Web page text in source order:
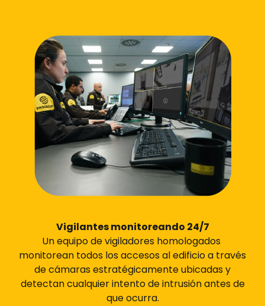
Vigilantes monitoreando 24/7
Un equipo de vigiladores homologados
monitorean todos los accesos al edificio a través
de cámaras estratégicamente ubicadas y
detectan cualquier intento de intrusión antes de
que ocurra.